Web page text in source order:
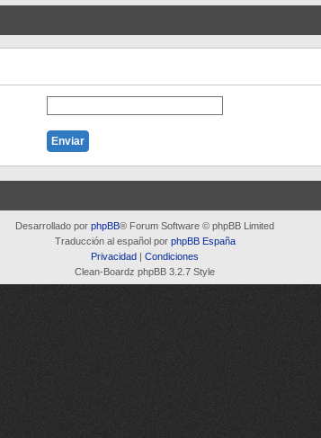
Desarrollado por phpBB® Forum Software © phpBB Limited
Traducción al español por phpBB España
Privacidad
Condiciones
Clean-Boardz phpBB 3.2.7 Style